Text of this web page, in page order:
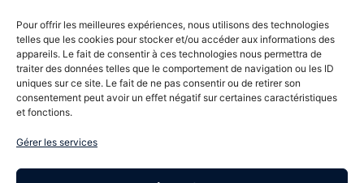
Pour offrir les meilleures expériences, nous utilisons des technologies
telles que les cookies pour stocker et/ou accéder aux informations des
appareils. Le fait de consentir à ces technologies nous permettra de
traiter des données telles que le comportement de navigation ou les ID
uniques sur ce site. Le fait de ne pas consentir ou de retirer son
consentement peut avoir un effet négatif sur certaines caractéristiques
et fonctions.
Gérer les services
LinkedinYoutube
Nous contacter